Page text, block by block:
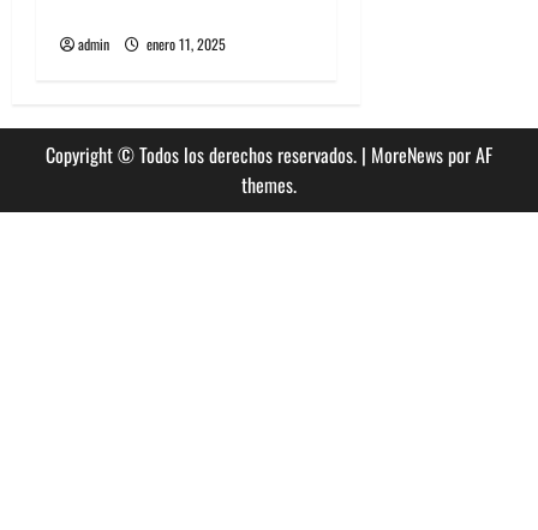
admin enero 11, 2025
Copyright © Todos los derechos reservados. | MoreNewspor AF
themes.